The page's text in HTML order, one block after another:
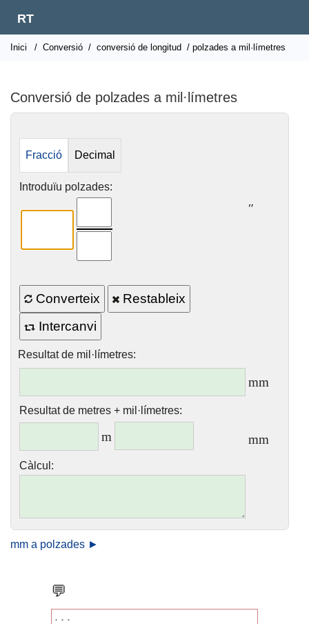
RT
Inici / Conversió / conversió de longitud / polzades a mil·límetres
Conversió de polzades a mil·límetres
Fracció Decimal
Introduïu polzades:
″
Converteix
Restableix
Intercanvi
Resultat de mil·límetres:
mm
Resultat de metres + mil·límetres:
m mm
Càlcul:
mm a polzades ►
💬